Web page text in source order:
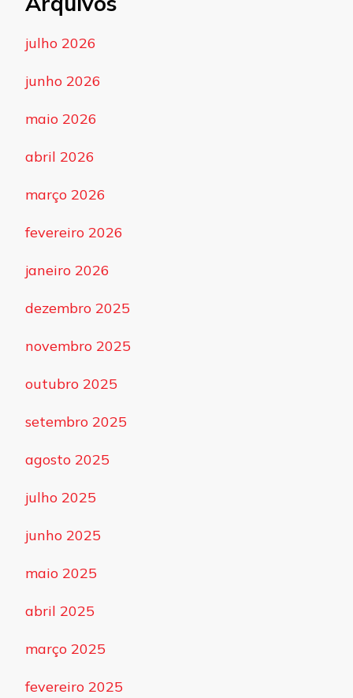
julho 2026
junho 2026
maio 2026
abril 2026
março 2026
fevereiro 2026
janeiro 2026
dezembro 2025
novembro 2025
outubro 2025
setembro 2025
agosto 2025
julho 2025
junho 2025
maio 2025
abril 2025
março 2025
fevereiro 2025